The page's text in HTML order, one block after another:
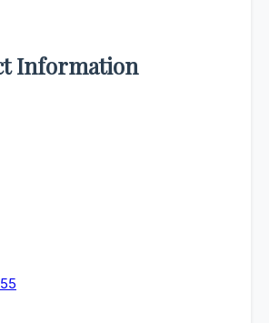
Information